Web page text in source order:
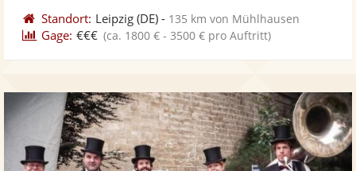
Standort: Leipzig (DE) - 135 km von Mühlhausen
Gage: €€€ (ca. 1800 € - 3500 € pro Auftritt)